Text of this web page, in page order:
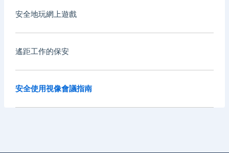
安全地玩網上遊戲
遙距工作的保安
安全使用視像會議指南